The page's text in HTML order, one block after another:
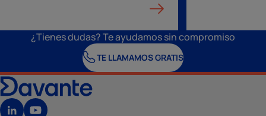
¿Tienes dudas? Te ayudamos sin compromiso
TE LLAMAMOS GRATIS